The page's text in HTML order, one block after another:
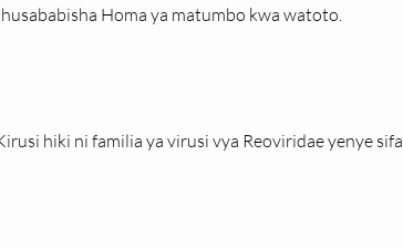
Homa ya matumbo kwa watoto.
hiki ni familia ya virusi vya Reoviridae yenye sifa